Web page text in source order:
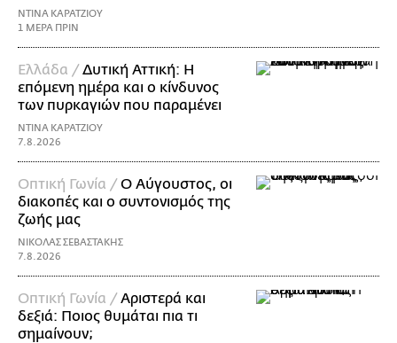
ΝΤΙΝΑ ΚΑΡΑΤΖΙΟΥ
1 ΜΕΡΑ ΠΡΙΝ
Ελλάδα /Δυτική Αττική: Η
επόμενη ημέρα και ο κίνδυνος
των πυρκαγιών που παραμένει
ΝΤΙΝΑ ΚΑΡΑΤΖΙΟΥ
7.8.2026
Οπτική Γωνία /Ο Αύγουστος, οι
διακοπές και ο συντονισμός της
ζωής μας
ΝΙΚΟΛΑΣ ΣΕΒΑΣΤΑΚΗΣ
7.8.2026
Οπτική Γωνία /Αριστερά και
δεξιά: Ποιος θυμάται πια τι
σημαίνουν;